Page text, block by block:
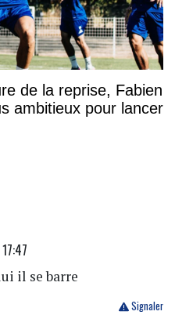
de la reprise, Fabien
ambitieux pour lancer
il se barre
Signaler